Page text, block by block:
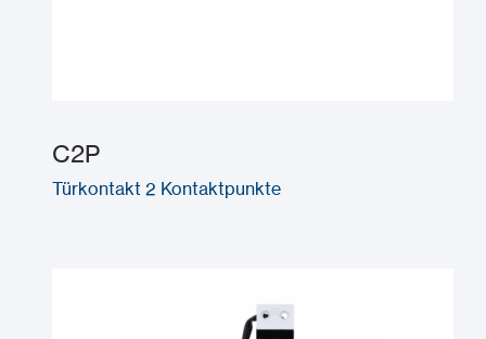
C2P
Türkontakt 2 Kontaktpunkte